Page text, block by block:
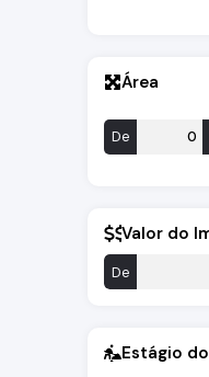
Área
De
Valor do
De
Estágio